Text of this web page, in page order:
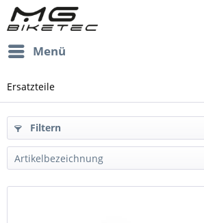
Menü
Ersatzteile
Filtern